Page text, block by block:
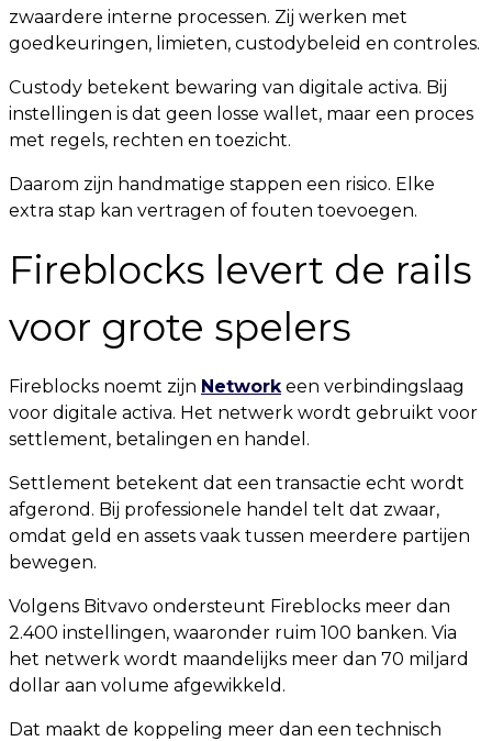
zwaardere interne processen. Zij werken met
goedkeuringen, limieten, custodybeleid en controles.
Custody betekent bewaring van digitale activa. Bij
instellingen is dat geen losse wallet, maar een proces
met regels, rechten en toezicht.
Daarom zijn handmatige stappen een risico. Elke
extra stap kan vertragen of fouten toevoegen.
Fireblocks levert de rails
voor grote spelers
Fireblocks noemt zijn Networkeen verbindingslaag
voor digitale activa. Het netwerk wordt gebruikt voor
settlement, betalingen en handel.
Settlement betekent dat een transactie echt wordt
afgerond. Bij professionele handel telt dat zwaar,
omdat geld en assets vaak tussen meerdere partijen
bewegen.
Volgens Bitvavo ondersteunt Fireblocks meer dan
2.400 instellingen, waaronder ruim 100 banken. Via
het netwerk wordt maandelijks meer dan 70 miljard
dollar aan volume afgewikkeld.
Dat maakt de koppeling meer dan een technisch